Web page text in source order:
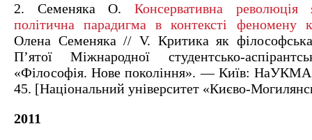
2. Семеняка О. Консервативна революція
політична парадигма в контексті феномену
Олена Семеняка // V. Критика як
П’ятої Міжнародної студентсько-
«Філософія. Нове покоління». — Київ:
45. [Національний університет «Києво-
2011